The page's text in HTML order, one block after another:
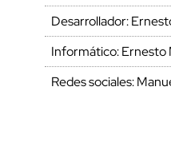
Desarrollador:
Informático: Ernesto
Redes sociales: